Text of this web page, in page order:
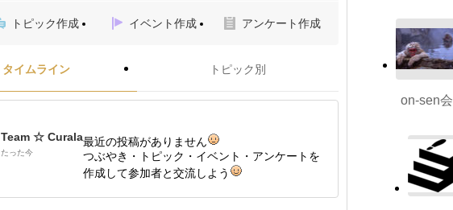
トピック作成 イベント作成 アンケート作成
タイムライン トピック別
Team ☆ Curala
たった今
最近の投稿がありません
つぶやき・トピック・イベント・アンケートを
作成して参加者と交流しよう
on-sen会